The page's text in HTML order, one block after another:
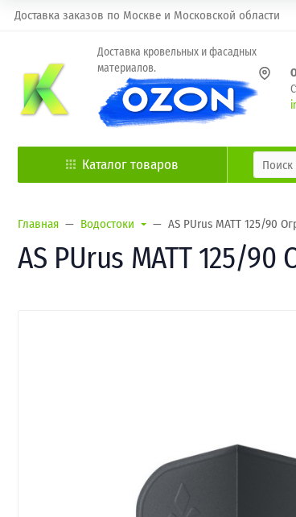
Доставка заказов по Москве и Московской области
Доставка кровельных и фасадных
материалов.
Каталог товаров
Главная Водостоки AS PUrus MATT 125/90
AS PUrus MATT 125/